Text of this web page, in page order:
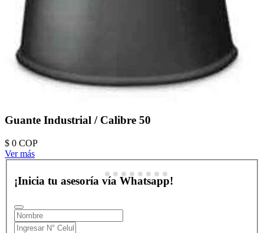
Guante Industrial / Calibre 50
$ 0 COP
Ver más
¡Inicia tu asesoría vía Whatsapp!